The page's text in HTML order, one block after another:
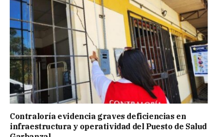
Contraloría evidencia graves deficiencias en
infraestructura y operatividad del Puesto de Salud